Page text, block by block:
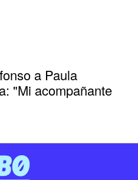
a Paula
"Mi acompañante